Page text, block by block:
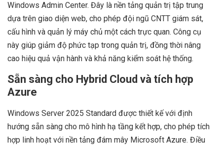
Windows Admin Center. Đây là nền tảng quản trị tập trung
dựa trên giao diện web, cho phép đội ngũ CNTT giám sát,
cấu hình và quản lý máy chủ một cách trực quan. Công cụ
này giúp giảm độ phức tạp trong quản trị, đồng thời nâng
cao hiệu quả vận hành và khả năng kiểm soát hệ thống.
Sẵn sàng cho Hybrid Cloud và tích hợp
Azure
Windows Server 2025 Standard được thiết kế với định
hướng sẵn sàng cho mô hình hạ tầng kết hợp, cho phép tích
hợp linh hoạt với nền tảng đám mây Microsoft Azure. Điều